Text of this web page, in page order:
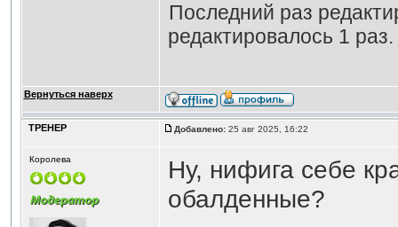
Последний раз
редактировалось 1 раз.
Вернуться наверх
ТРЕНЕР Добавлено:25 авг 2025, 16:22
Королева
Ну, нифига себе
обалденные?